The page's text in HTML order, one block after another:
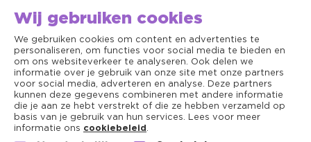
Wij gebruiken cookies
We gebruiken cookies om content en advertenties te
personaliseren, om functies voor social media te bieden en
om ons websiteverkeer te analyseren. Ook delen we
informatie over je gebruik van onze site met onze partners
voor social media, adverteren en analyse. Deze partners
kunnen deze gegevens combineren met andere informatie
die je aan ze hebt verstrekt of die ze hebben verzameld op
basis van je gebruik van hun services. Lees voor meer
informatie ons cookiebeleid .